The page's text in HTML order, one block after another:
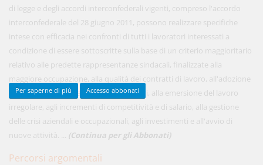
di legge e degli accordi interconfederali vigenti, compreso l'accordo
interconfederale del 28 giugno 2011, possono realizzare specifiche
intese con efficacia nei confronti di tutti i lavoratori interessati a
condizione di essere sottoscritte sulla base di un criterio maggioritario
relativo alle predette rappresentanze sindacali, finalizzate alla
maggiore occupazione, alla qualità dei contratti di lavoro, all'adozione
di forme di partecipazione dei lavoratori, alla emersione del lavoro
irregolare, agli incrementi di competitività e di salario, alla gestione
delle crisi aziendali e occupazionali, agli investimenti e all'avvio di
nuove attività. ... (Continua per gli Abbonati)
Percorsi argomentali
48,00 € MENSILI
Acquista ora
Per saperne di più Accesso abbonati